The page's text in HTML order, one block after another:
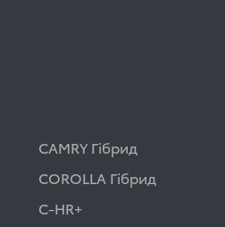
CAMRY Гібрид
COROLLA Гібрид
C-HR+